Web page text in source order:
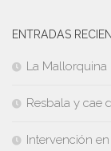
ENTRADAS
La Mallorquina
Resbala y cae
Intervención